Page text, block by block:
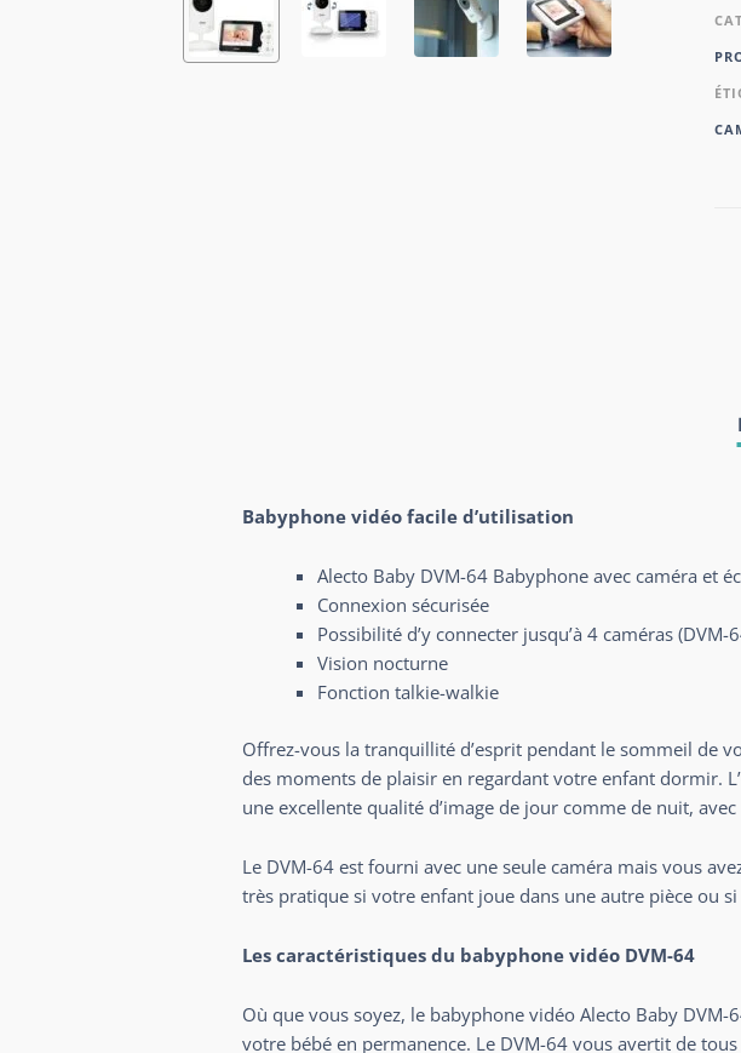
Babyphone vidéo facile d’utilisation
Alecto Baby DVM-64 Babyphone avec caméra et
Connexion sécurisée
Possibilité d’y connecter jusqu’à 4 caméras (DVM-
Vision nocturne
Fonction talkie-walkie
Offrez-vous la tranquillité d’esprit pendant le sommeil de
des moments de plaisir en regardant votre enfant dormir.
une excellente qualité d’image de jour comme de nuit,
Le DVM-64 est fourni avec une seule caméra mais vous
très pratique si votre enfant joue dans une autre pièce ou
Les caractéristiques du babyphone vidéo DVM-64
Où que vous soyez, le babyphone vidéo Alecto Baby
votre bébé en permanence. Le DVM-64 vous avertit de